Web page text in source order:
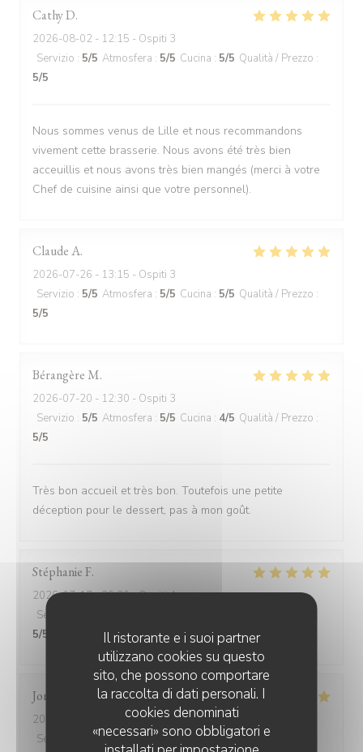
Il ristorante e i suoi partner
utilizzano cookies su questo
sito, che possono comportare
la raccolta di dati personali. I
cookies denominati
«necessari» sono obbligatori e
CathyD
2026-08-02 - 12:15 - Ospiti 3
Servizio : 5/5 Atmosfera : 5/5 Cucina : 5/5 Qualità / Prezzo :
5/5
Nous sommes venus de Lille et nous recommandons
vivement cette brasserie. Nous avons été très bien
acceuillis et nous avons très bien mangés (merci à votre
Chef de cuisine ainsi que votre personnel).
ClaudeA
2026-07-26 - 13:15 - Ospiti 3
Servizio : 5/5 Atmosfera : 5/5 Cucina : 5/5 Qualità / Prezzo :
5/5
Bérangère M
2026-07-20 - 12:30 - Ospiti 3
Servizio : 5/5 Atmosfera : 5/5 Cucina : 4/5 Qualità / Prezzo :
5/5
Très bon accueil et très bon. Toutefois une petite
déception pour le dessert, pas à mon goût.
StéphanieF
2026-07-17- 20:30 - Ospiti 4
Servizio
5/5
Jonathan
2026-07-11
- 12:45 - Ospiti 3
Servizio
/5 Atmosfera: 5/5 Cucina: 5/5 Qualità / Prezzo